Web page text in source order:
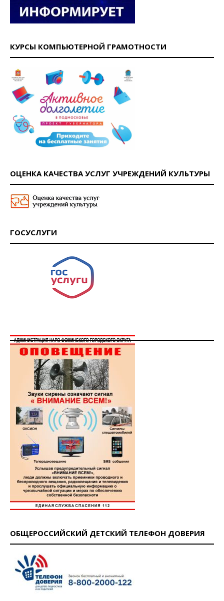
КУРСЫ КОМПЬЮТЕРНОЙ ГРАМОТНОСТИ
ОЦЕНКА КАЧЕСТВА УСЛУГ УЧРЕЖДЕНИЙ КУЛЬТУРЫ
ГОСУСЛУГИ
ОБЩЕРОССИЙСКИЙ ДЕТСКИЙ ТЕЛЕФОН ДОВЕРИЯ